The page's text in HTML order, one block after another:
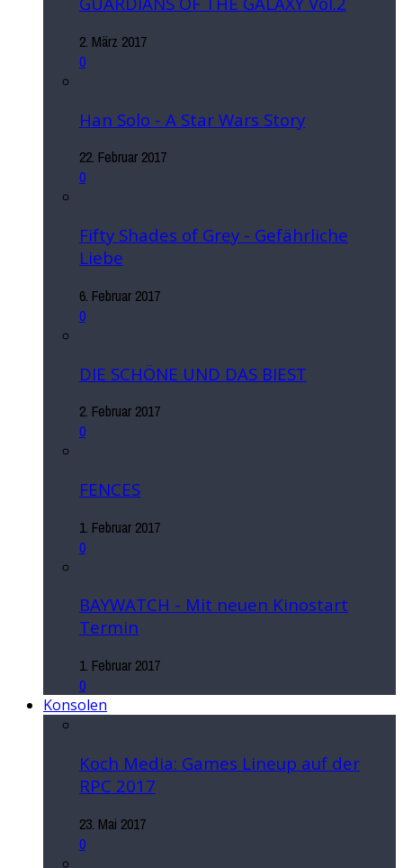
2. März 2017
0
Han Solo - A Star Wars Story
22. Februar 2017
0
Fifty Shades of Grey - Gefährliche
Liebe
6. Februar 2017
0
DIE SCHÖNE UND DAS BIEST
2. Februar 2017
0
FENCES
1. Februar 2017
0
BAYWATCH - Mit neuen Kinostart
Termin
1. Februar 2017
0
Konsolen
Koch Media: Games Lineup auf der
RPC 2017
23. Mai 2017
0